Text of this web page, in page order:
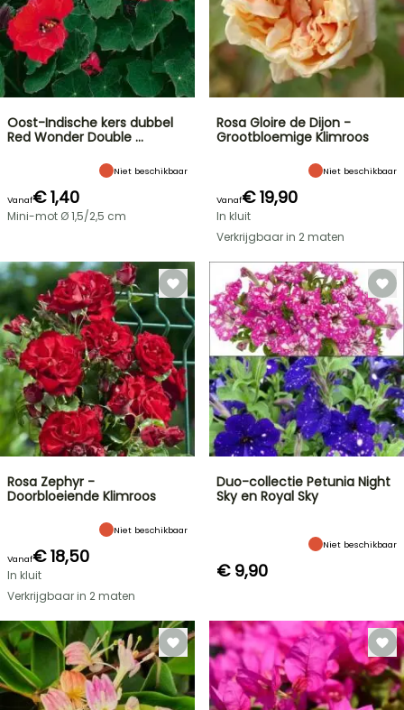
Oost-Indische kers dubbel
Red Wonder Double …
Niet beschikbaar
Vanaf€ 1,40
Mini-mot Ø 1,5/2,5 cm
Rosa Gloire de Dijon -
Grootbloemige Klimroos
Niet beschikbaar
Vanaf€ 19,90
In kluit
Verkrijgbaar in 2 maten
Rosa Zephyr -
Doorbloeiende Klimroos
Niet beschikbaar
Vanaf€ 18,50
In kluit
Verkrijgbaar in 2 maten
Duo-collectie Petunia Night
Sky en Royal Sky
Niet beschikbaar
€ 9,90